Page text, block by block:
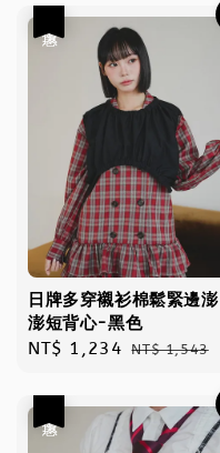
日牌多穿襯衫棉鬆緊邊澎
澎短背心-黑色
Sale
NT$ 1,234 Regular
NT$ 1,543